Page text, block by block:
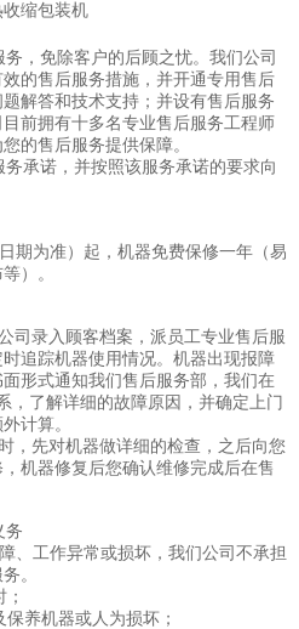
，免除客户的后顾之忧。我们公司
的售后服务措施，并开通专用售后
解答和技术支持；并设有售后服务
前拥有十多名专业售后服务工程师
的售后服务提供保障。
承诺，并按照该服务承诺的要求向
为准）起，机器免费保修一年（易
）。
司录入顾客档案，派员工专业售后服
追踪机器使用情况。机器出现报障
形式通知我们售后服务部，我们在
，了解详细的故障原因，并确定上门
计算。
，先对机器做详细的检查，之后向您
机器修复后您确认维修完成后在售
务
工作异常或损坏，我们公司不承担
。
养机器或人为损坏；